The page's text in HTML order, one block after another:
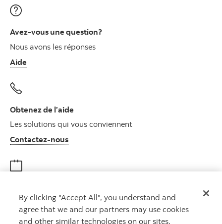
Avez-vous une question?
Nous avons les réponses
Aide
Obtenez de l’aide
Les solutions qui vous conviennent
Contactez-nousAutres numéros, contactez-nous par
Rencontrez un conseiller
Prenez rendez-vous
By clicking "Accept All", you understand and
agree that we and our partners may use cookies
and other similar technologies on our sites.